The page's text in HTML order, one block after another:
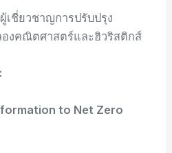
ชี่ยวชาญการปรับปรุง
งคณิตศาสตร์และฮิวริสติกส์
to Net Zero